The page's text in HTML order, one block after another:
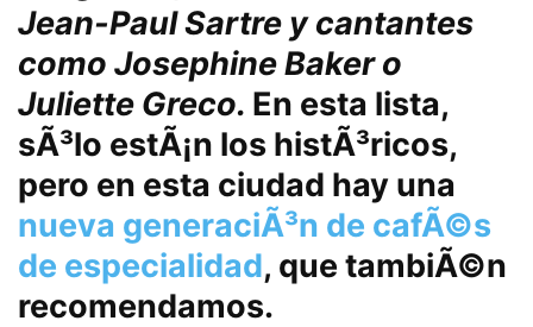
Jean-Paul Sartre y cantantes
como Josephine Baker o
Juliette Greco. En esta lista,
sÃ³lo estÃ¡n los histÃ³ricos,
pero en esta ciudad hay una
nueva generaciÃ³n de cafÃ©s
de especialidad, que tambiÃ©n
recomendamos.